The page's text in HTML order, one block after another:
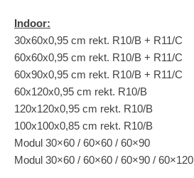
Indoor:
30x60x0,95 cm rekt. R10/B + R11/C
60x60x0,95 cm rekt. R10/B + R11/C
60x90x0,95 cm rekt. R10/B + R11/C
60x120x0,95 cm rekt. R10/B
120x120x0,95 cm rekt. R10/B
100x100x0,85 cm rekt. R10/B
Modul 30×60 / 60×60 / 60×90
Modul 30×60 / 60×60 / 60×90 / 60×120